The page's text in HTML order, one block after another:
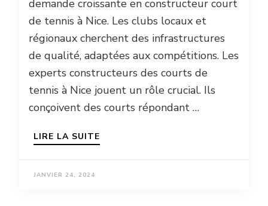
demande croissante en constructeur court
de tennis à Nice. Les clubs locaux et
régionaux cherchent des infrastructures
de qualité, adaptées aux compétitions. Les
experts constructeurs des courts de
tennis à Nice jouent un rôle crucial. Ils
conçoivent des courts répondant …
LIRE LA SUITE
JANVIER 24, 2024